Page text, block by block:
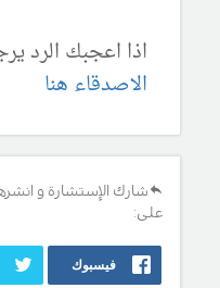
اذا اعجبك الرد
الاصدقاء هنا
شارك الإستشارة و
على:
فيسبوك